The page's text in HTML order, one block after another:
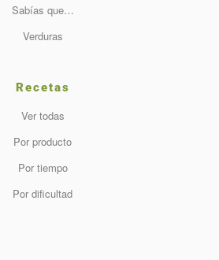
Sabías que…
Verduras
Recetas
Ver todas
Por producto
Por tiempo
Por dificultad